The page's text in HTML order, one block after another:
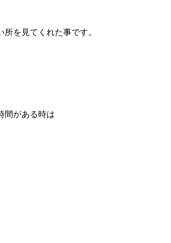
を見てくれた事です。
間がある時は